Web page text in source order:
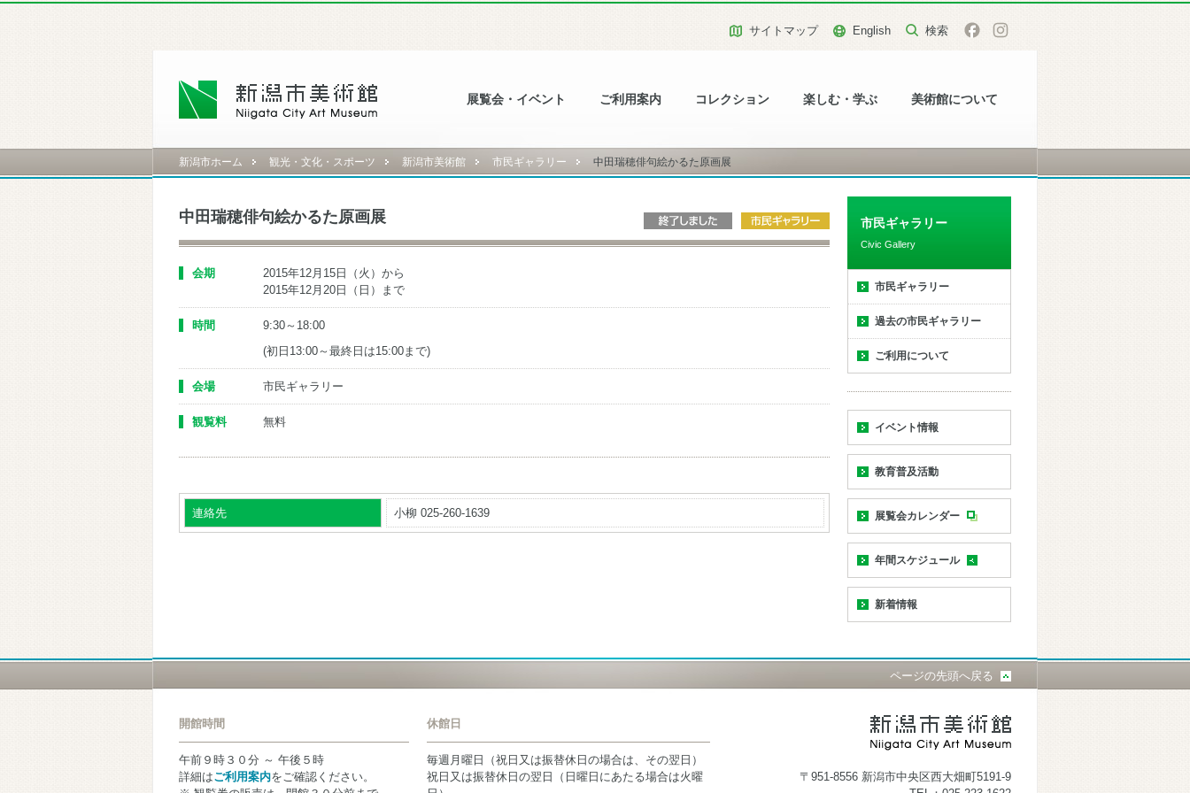
展覧会・イベント ご利用案内 コレクション 楽しむ・学ぶ 美術館について
サイトマップ English
新潟市ホーム 観光・文化・スポーツ 新潟市美術館 市民ギャラリー 中田瑞穂俳句絵かるた原画展
中田瑞穂俳句絵かるた原画展
会期
2015年12月15日（火）から
2015年12月20日（日）まで
時間
9:30～18:00
(初日13:00～最終日は15:00まで)
会場 市民ギャラリー
観覧料 無料
連絡先 小柳 025-260-1639
市民ギャラリー
Civic Gallery
市民ギャラリー
過去の市民ギャラリー
ご利用について
イベント情報
教育普及活動
展覧会カレンダー
年間スケジュール
新着情報
ページの先頭へ戻る
開館時間
午前９時３０分 ～ 午後５時
詳細はご利用案内をご確認ください。
休館日
毎週月曜日（祝日又は振替休日の場合は、その翌日）
祝日又は振替休日の翌日（日曜日にあたる場合は火曜
〒951-8556 新潟市中央区西大畑町5191-9